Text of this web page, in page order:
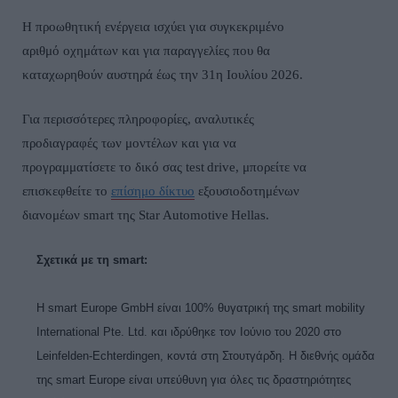
Η προωθητική ενέργεια ισχύει για συγκεκριμένο
αριθμό οχημάτων και για παραγγελίες που θα
καταχωρηθούν αυστηρά έως την 31η Ιουλίου 2026.
Για περισσότερες πληροφορίες, αναλυτικές
προδιαγραφές των μοντέλων και για να
προγραμματίσετε το δικό σας testdrive, μπορείτε να
επισκεφθείτε το επίσημο δίκτυο εξουσιοδοτημένων
διανομέων smart της Star Automotive Hellas.
Σχετικά με τη smart:
Η smart Europe GmbH είναι 100% θυγατρική της smart mobility
International Pte. Ltd. και ιδρύθηκε τον Ιούνιο του 2020 στο
Leinfelden-Echterdingen, κοντά στη Στουτγάρδη. Η διεθνής ομάδα
της smart Europe είναι υπεύθυνη για όλες τις δραστηριότητες